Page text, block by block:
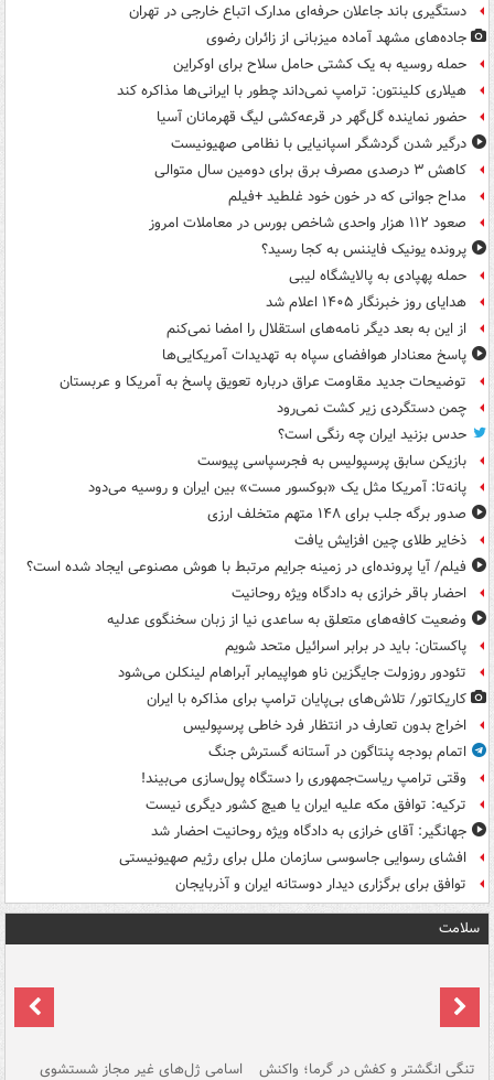
دستگیری باند جاعلان حرفه‌ای مدارک اتباع خارجی در تهران
جاده‌های مشهد آماده میزبانی از زائران رضوی
حمله روسیه به یک کشتی حامل سلاح برای اوکراین
هیلاری کلینتون: ترامپ نمی‌داند چطور با ایرانی‌ها مذاکره کند
حضور نماینده گل‌گهر در قرعه‌کشی لیگ قهرمانان آسیا
درگیر شدن گردشگر اسپانیایی با نظامی صهیونیست
کاهش ۳ درصدی مصرف برق برای دومین سال متوالی
مداح جوانی که در خون خود غلطید +فیلم
صعود ۱۱۲ هزار واحدی شاخص بورس در معاملات امروز
پرونده یونیک فایننس به کجا رسید؟
حمله پهپادی به پالایشگاه لیبی
هدایای روز خبرنگار ۱۴۰۵ اعلام شد
از این به بعد دیگر نامه‌های استقلال را امضا نمی‌کنم
پاسخ معنادار هوافضای سپاه به تهدیدات آمریکایی‌ها
توضیحات جدید مقاومت عراق درباره تعویق پاسخ به آمریکا و عربستان
چمن دستگردی زیر کشت نمی‌رود
حدس بزنید ایران چه رنگی است؟
بازیکن سابق پرسپولیس به فجرسپاسی پیوست
پانه‌تا: آمریکا مثل یک «بوکسور مست» بین ایران و روسیه می‌دود
صدور برگه جلب برای ۱۴۸ متهم متخلف ارزی
ذخایر طلای چین افزایش یافت
فیلم/ آیا پرونده‌ای در زمینه جرایم مرتبط با هوش مصنوعی ایجاد شده است؟
احضار باقر خرازی به دادگاه ویژه روحانیت
وضعیت کافه‌های متعلق به ساعدی نیا از زبان سخنگوی عدلیه
پاکستان: باید در برابر اسرائیل متحد شویم
تئودور روزولت جایگزین ناو هواپیمابر آبراهام لینکلن می‌شود
کاریکاتور/ تلاش‌های بی‌پایان ترامپ برای مذاکره با ایران
اخراج بدون تعارف در انتظار فرد خاطی پرسپولیس
اتمام بودجه پنتاگون در آستانه گسترش جنگ
وقتی ترامپ ریاست‌جمهوری را دستگاه پول‌سازی می‌بیند!
ترکیه: توافق مکه علیه ایران یا هیچ کشور دیگری نیست
جهانگیر: آقای خرازی به دادگاه ویژه روحانیت احضار شد
افشای رسوایی جاسوسی سازمان ملل برای رژیم صهیونیستی
توافق برای برگزاری دیدار دوستانه ایران و آذربایجان
سلامت
تنگی انگشتر و کفش در گرما؛ واکنش اسامی ژل‌های غیر مجاز شستشوی